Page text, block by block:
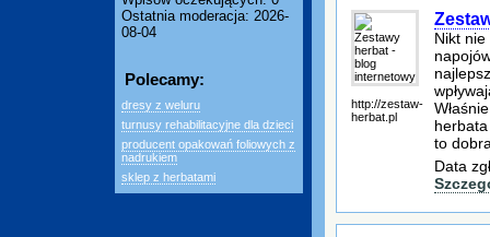
Ostatnia moderacja: 2026-
08-04
Polecamy:
dresy z weluru
turnusy rehabilitacyjne dla dzieci
producent opakowań foliowych z
nadrukiem
sklep z herbatami
http://zestaw-
herbat.pl
Nikt
to
Data